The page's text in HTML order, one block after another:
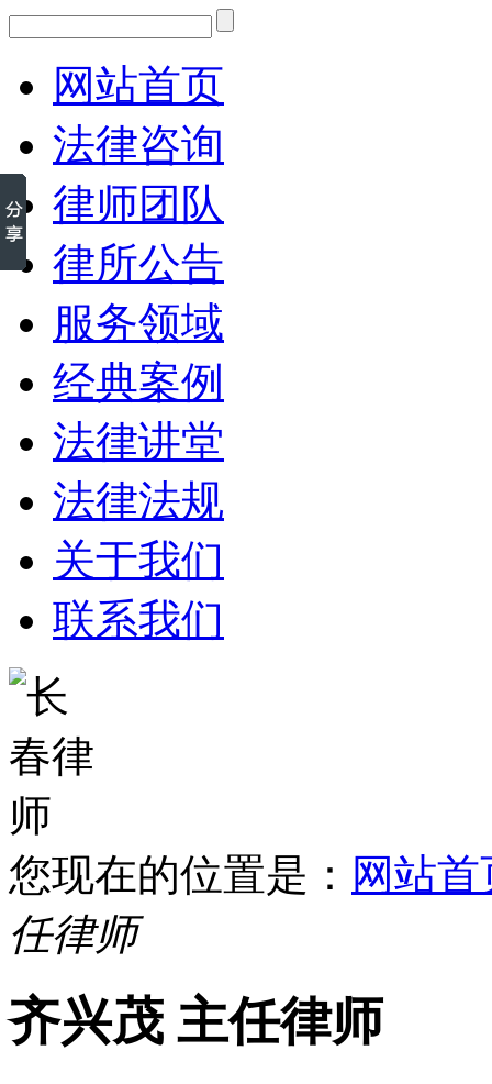
网站首页
法律咨询
律师团队
律所公告
服务领域
经典案例
法律讲堂
法律法规
关于我们
联系我们
您现在的位置是： 网站首
任律师
齐兴茂 主任律师